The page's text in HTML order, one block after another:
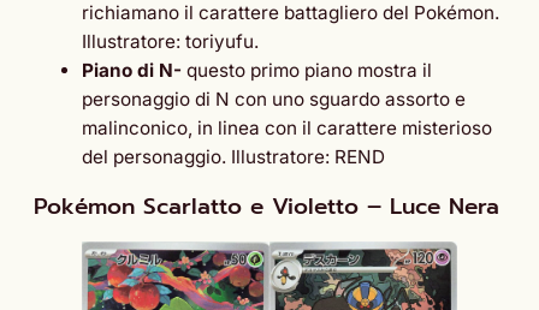
richiamano il carattere battagliero del Pokémon.
Illustratore: toriyufu.
Piano di N- questo primo piano mostra il
personaggio di N con uno sguardo assorto e
malinconico, in linea con il carattere misterioso
del personaggio. Illustratore: REND
Pokémon Scarlatto e Violetto – Luce Nera